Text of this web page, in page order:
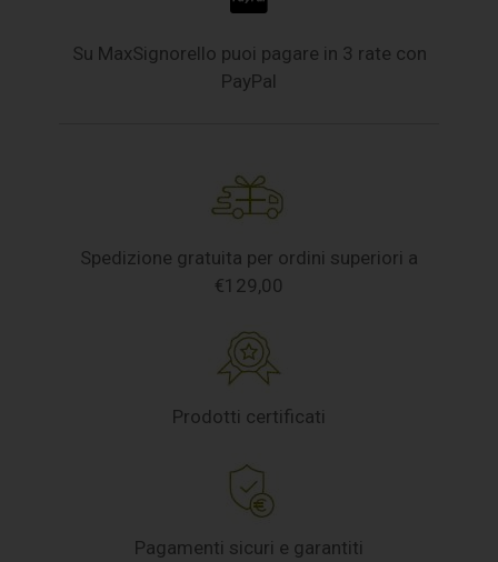
Su MaxSignorello puoi pagare in 3 rate con
PayPal
Spedizione gratuita per ordini superiori a
€129,00
Prodotti certificati
Pagamenti sicuri e garantiti